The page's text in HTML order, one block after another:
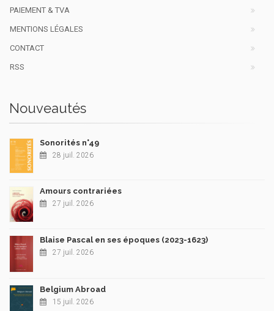
PAIEMENT & TVA
MENTIONS LÉGALES
CONTACT
RSS
Nouveautés
Sonorités n°49
28 juil. 2026
Amours contrariées
27 juil. 2026
Blaise Pascal en ses époques (2023-1623)
27 juil. 2026
Belgium Abroad
15 juil. 2026